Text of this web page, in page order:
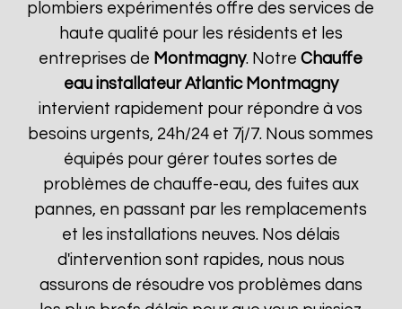
plombiers expérimentés offre des services de
haute qualité pour les résidents et les
entreprises de Montmagny. NotreChauffe
eau installateur Atlantic Montmagny
intervient rapidement pour répondre à vos
besoins urgents, 24h/24 et 7j/7. Nous sommes
équipés pour gérer toutes sortes de
problèmes de chauffe-eau, des fuites aux
pannes, en passant par les remplacements
et les installations neuves. Nos délais
d'intervention sont rapides, nous nous
assurons de résoudre vos problèmes dans